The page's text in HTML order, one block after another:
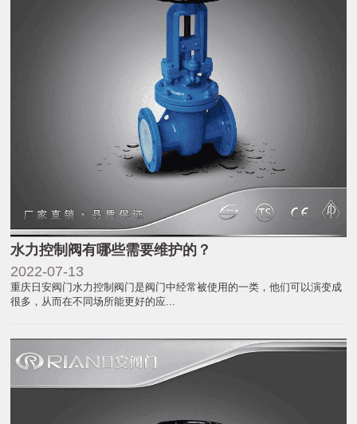
水力控制阀有哪些需要维护的？
2022-07-13
重庆日安阀门水力控制阀门是阀门中经常被使用的一类，他们可以演变成
很多，从而在不同场所能更好的应...